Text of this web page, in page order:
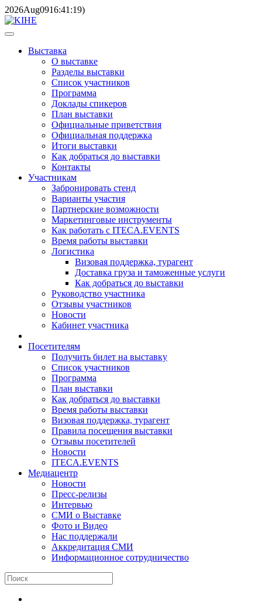
2026Aug0916:41:19)
Выставка
О выставке
Разделы выставки
Список участников
Программа
Доклады спикеров
План выставки
Официальные приветствия
Официальная поддержка
Итоги выставки
Как добраться до выставки
Контакты
Участникам
Забронировать стенд
Варианты участия
Партнерские возможности
Маркетинговые инструменты
Как работать с ITECA.EVENTS
Время работы выставки
Логистика
Визовая поддержка, турагент
Доставка груза и таможенные услуги
Как добраться до выставки
Руководство участника
Отзывы участников
Новости
Кабинет участника
Посетителям
Получить билет на выставку
Список участников
Программа
План выставки
Как добраться до выставки
Время работы выставки
Визовая поддержка, турагент
Правила посещения выставки
Отзывы посетителей
Новости
ITECA.EVENTS
Медиацентр
Новости
Пресс-релизы
Интервью
СМИ о Выставке
Фото и Видео
Нас поддержали
Аккредитация СМИ
Информационное сотрудничество